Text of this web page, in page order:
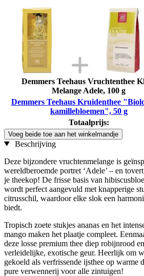
Demmers Teehaus Vruchtenthee
Melange Adele, 100 g
Demmers Teehaus Kruidenthee
kamillebloemen", 50 g
Totaalprijs:
Voeg beide toe aan het winkelmandje
Beschrijving
Deze bijzondere vruchtenmelange is
wereldberoemde portret ‘Adele’ – en
je theekop! De frisse basis van
wordt perfect aangevuld met knapperige
citrusschil, waardoor elke slok een
biedt.
Tropisch zoete stukjes ananas en het
mango maken het plaatje compleet.
deze losse premium thee diep robijnrood
verleidelijke, exotische geur. Heerlijk om
gekoeld als verfrissende ijsthee op warme
pure verwennerij voor alle zintuigen!